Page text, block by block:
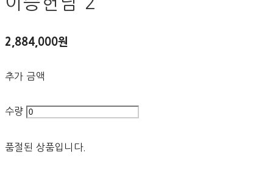
2,884,000원
추가 금액
수량
품절된 상품입니다.